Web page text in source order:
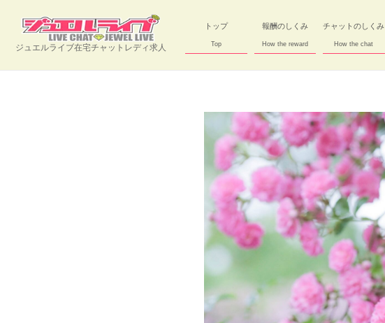
ジュエルライブ在宅チャットレディ求人
トップ
Top
報酬のしくみ
How the reward
チャットのしくみ
How the chat